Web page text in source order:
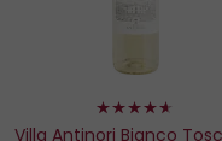
92%
Villa Antinori Bianco